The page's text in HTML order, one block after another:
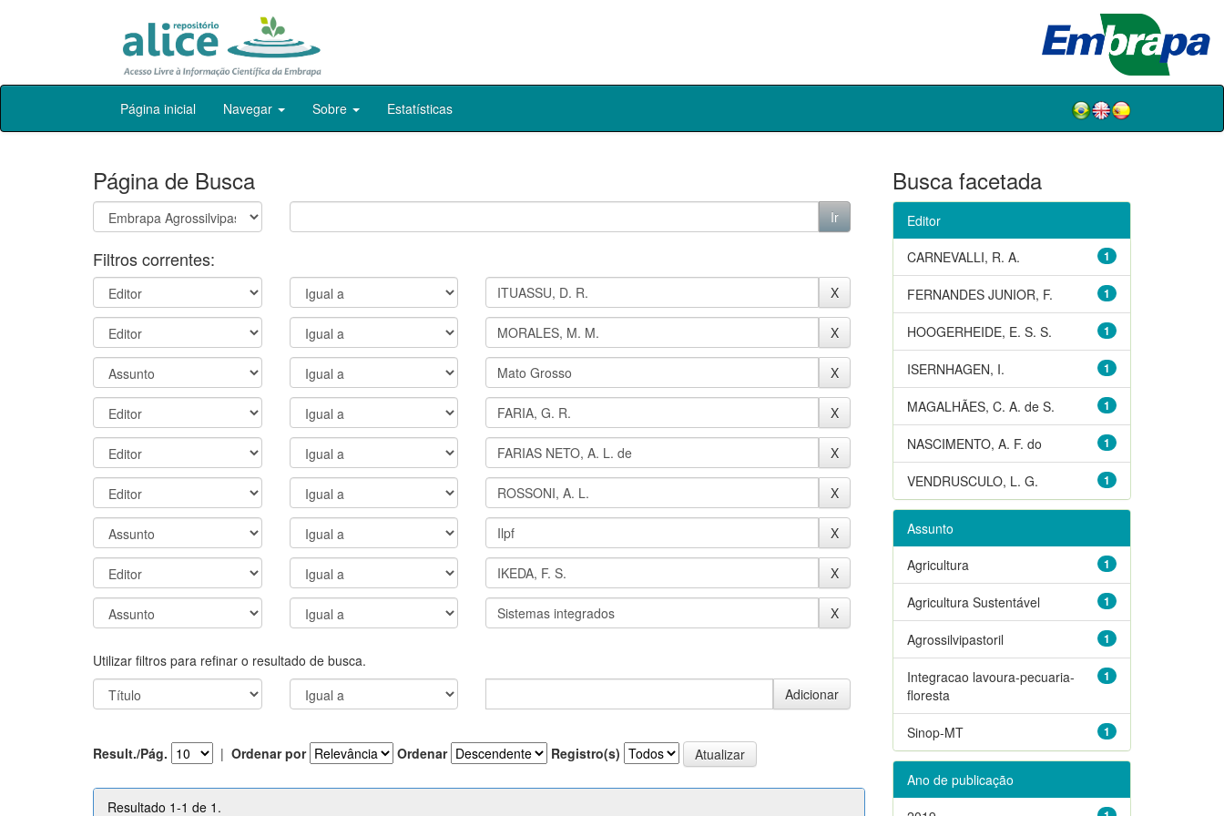
Skip
Página inicial Navegar Sobre Estatísticas
Página de Busca
Filtros correntes:
Utilizar filtros para refinar o resultado de busca.
Result./Pág. | Ordenar por Ordenar Registro(s)
Resultado 1-1 de 1.
Busca facetada
Editor
1
CARNEVALLI, R. A.
1
FERNANDES JUNIOR, F.
1
HOOGERHEIDE, E. S. S.
1
ISERNHAGEN, I.
1
MAGALHÃES, C. A. de S.
1
NASCIMENTO, A. F. do
1
VENDRUSCULO, L. G.
Assunto
1
Agricultura
1
Agricultura Sustentável
1
Agrossilvipastoril
1
Integracao lavoura-pecuaria-
floresta
1
Sinop-MT
Ano de publicação